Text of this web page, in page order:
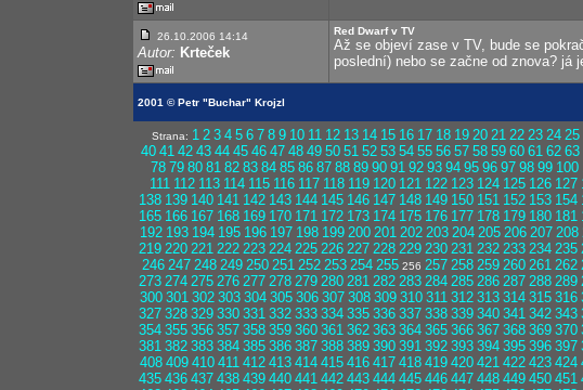
26.10.2006 14:14
Autor: Krteček
Red Dwarf v TV
Až se objeví zase v TV, bude se
poslední) nebo se začne od znova?
2001 © Petr "Buchar" Krojzl
Strana: 1 2 3 4 5 6 7 8 9 10 11 12 13 14 15 16 17 18 19 20 21 22 23 24 25
40 41 42 43 44 45 46 47 48 49 50 51 52 53 54 55 56 57 58 59 60 61 62 63
78 79 80 81 82 83 84 85 86 87 88 89 90 91 92 93 94 95 96 97 98 99 100
111 112 113 114 115 116 117 118 119 120 121 122 123 124 125 126 127
138 139 140 141 142 143 144 145 146 147 148 149 150 151 152 153 154
165 166 167 168 169 170 171 172 173 174 175 176 177 178 179 180 181
192 193 194 195 196 197 198 199 200 201 202 203 204 205 206 207 208
219 220 221 222 223 224 225 226 227 228 229 230 231 232 233 234 235
246 247 248 249 250 251 252 253 254 255 256 257 258 259 260 261 262
273 274 275 276 277 278 279 280 281 282 283 284 285 286 287 288 289
300 301 302 303 304 305 306 307 308 309 310 311 312 313 314 315 316
327 328 329 330 331 332 333 334 335 336 337 338 339 340 341 342 343
354 355 356 357 358 359 360 361 362 363 364 365 366 367 368 369 370
381 382 383 384 385 386 387 388 389 390 391 392 393 394 395 396 397
408 409 410 411 412 413 414 415 416 417 418 419 420 421 422 423 424
435 436 437 438 439 440 441 442 443 444 445 446 447 448 449 450 451